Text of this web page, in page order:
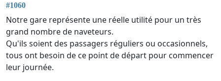
#1060
Notre gare représente une réelle utilité pour un très
grand nombre de naveteurs.
Qu'ils soient des passagers réguliers ou occasionnels,
tous ont besoin de ce point de départ pour commencer
leur journée.